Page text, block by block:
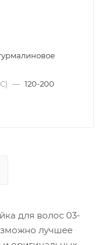
— 120-200
для волос 03-
лучшее